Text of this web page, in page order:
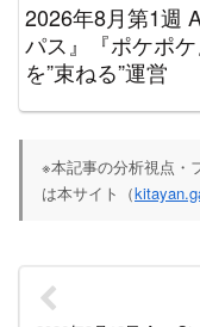
2026年8月第1週
パス』『ポケポ
を”束ねる”運営
※本記事の分析視点・
は本サイト（